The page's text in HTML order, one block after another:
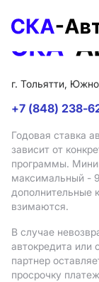
г. Тольятти,
+7 (848) 238-
Годовая ставка
зависит от
программы.
максимальный -
дополнительные
взимаются.
В случае
автокредита или
партнер
просрочку